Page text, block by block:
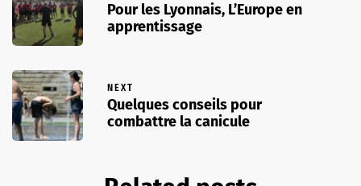
Pour les Lyonnais, L’Europe en
apprentissage
NEXT
Quelques conseils pour
combattre la canicule